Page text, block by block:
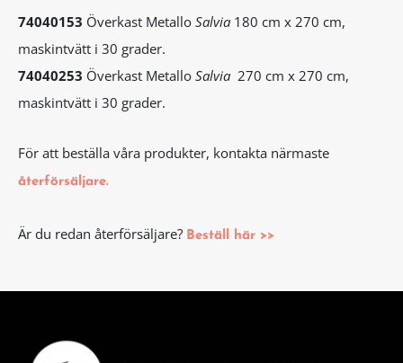
74040153 Överkast Metallo Salvia 180 cm x 270 cm,
maskintvätt i 30 grader.
74040253 Överkast Metallo Salvia 270 cm x 270 cm,
maskintvätt i 30 grader.
För att beställa våra produkter, kontakta närmaste
återförsäljare.
Är du redan återförsäljare? Beställ här >>